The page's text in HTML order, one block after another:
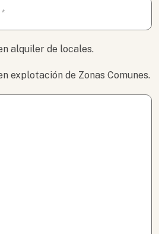
alquiler de locales.
explotación de Zonas Comunes.